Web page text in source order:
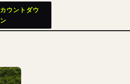
カウントダウ
ン